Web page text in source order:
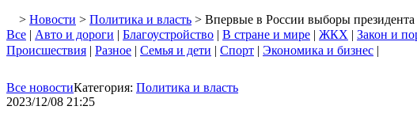
> Новости > Политика и власть > Впервые в России выборы
Все | Авто и дороги | Благоустройство | В стране и мире | ЖКХ | Закон и
Происшествия | Разное | Семья и дети | Спорт | Экономика и бизнес |
Все новостиКатегория: Политика и власть
2023/12/08 21:25